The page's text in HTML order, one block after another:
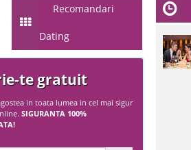
Recomandari
Dating
te gratuit
in toata lumea in cel mai sigur
SIGURANTA 100%